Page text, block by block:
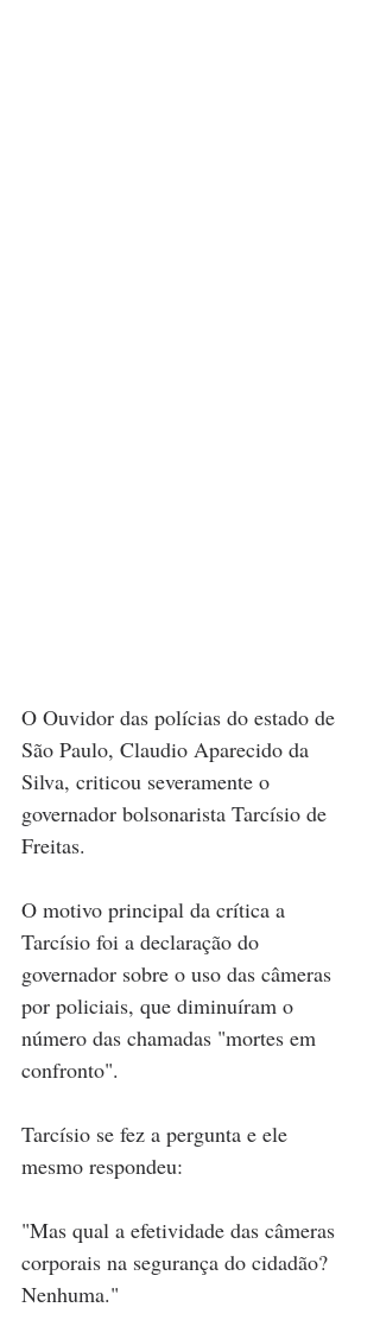
O Ouvidor das polícias do estado de
São Paulo, Claudio Aparecido da
Silva, criticou severamente o
governador bolsonarista Tarcísio de
Freitas.
O motivo principal da crítica a
Tarcísio foi a declaração do
governador sobre o uso das câmeras
por policiais, que diminuíram o
número das chamadas "mortes em
confronto".
Tarcísio se fez a pergunta e ele
mesmo respondeu:
"Mas qual a efetividade das câmeras
corporais na segurança do cidadão?
Nenhuma."